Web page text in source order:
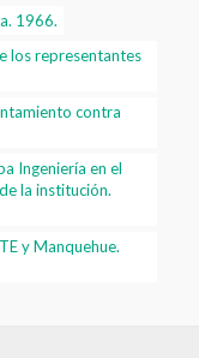
1966.
los representantes
contra
Ingeniería en el
la institución.
y Manquehue.